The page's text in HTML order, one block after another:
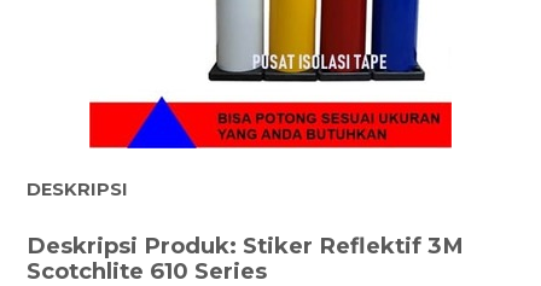
DESKRIPSI
Deskripsi Produk: Stiker Reflektif 3M
Scotchlite 610 Series